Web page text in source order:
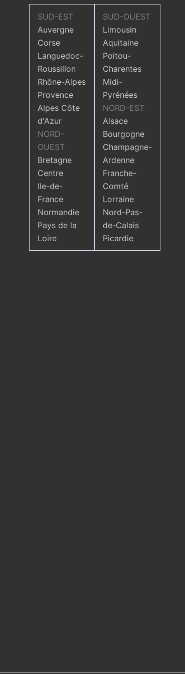
SUD-EST
Auvergne
Corse
Languedoc-
Roussillon
Rhône-Alpes
Provence
Alpes Côte
d'Azur
NORD-
OUEST
Bretagne
Centre
Ile-de-
France
Normandie
Pays de la
Loire
SUD-OUEST
Limousin
Aquitaine
Poitou-
Charentes
Midi-
Pyrénées
NORD-EST
Alsace
Bourgogne
Champagne-
Ardenne
Franche-
Comté
Lorraine
Nord-Pas-
de-Calais
Picardie